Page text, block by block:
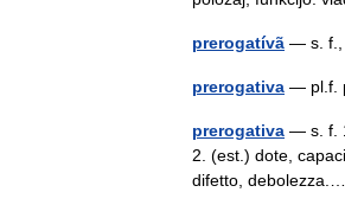
prerogatívã — s. f.,
prerogativa — pl.f.
prerogativa — s. f.
2. (est.) dote,
difetto,